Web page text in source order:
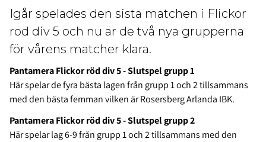
Igår spelades den sista matchen i Flickor
röd div 5 och nu är de två nya grupperna
för vårens matcher klara.
Pantamera Flickor röd div 5 - Slutspel grupp 1
Här spelar de fyra bästa lagen från grupp 1 och 2 tillsammans
med den bästa femman vilken är Rosersberg Arlanda IBK.
Pantamera Flickor röd div 5 - Slutspel grupp 2
Här spelar lag 6-9 från grupp 1 och 2 tillsammans med den